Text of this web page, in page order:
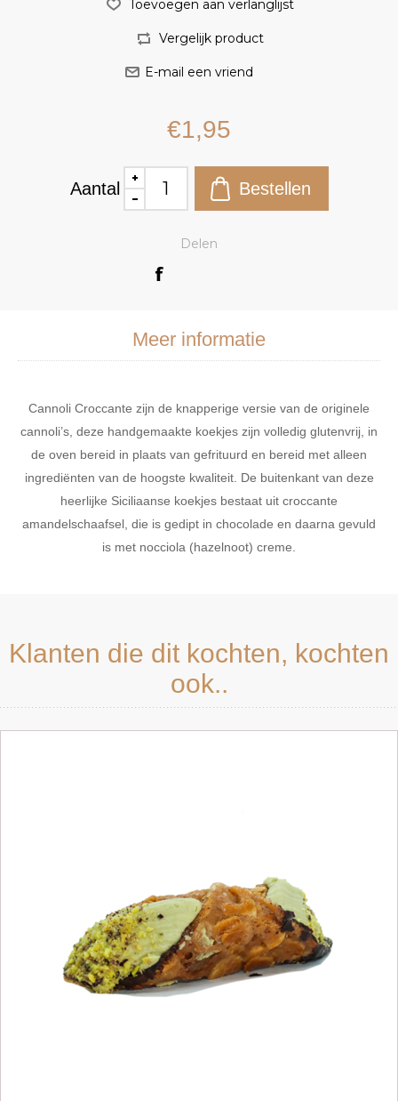
€1,95
Aantal
Delen
Meer informatie
Cannoli Croccante zijn de knapperige versie van de originele
cannoli’s, deze handgemaakte koekjes zijn volledig glutenvrij, in
de oven bereid in plaats van gefrituurd en bereid met alleen
ingrediënten van de hoogste kwaliteit. De buitenkant van deze
heerlijke Siciliaanse koekjes bestaat uit croccante
amandelschaafsel, die is gedipt in chocolade en daarna gevuld
is met nocciola (hazelnoot) creme.
Klanten die dit kochten, kochten
ook..